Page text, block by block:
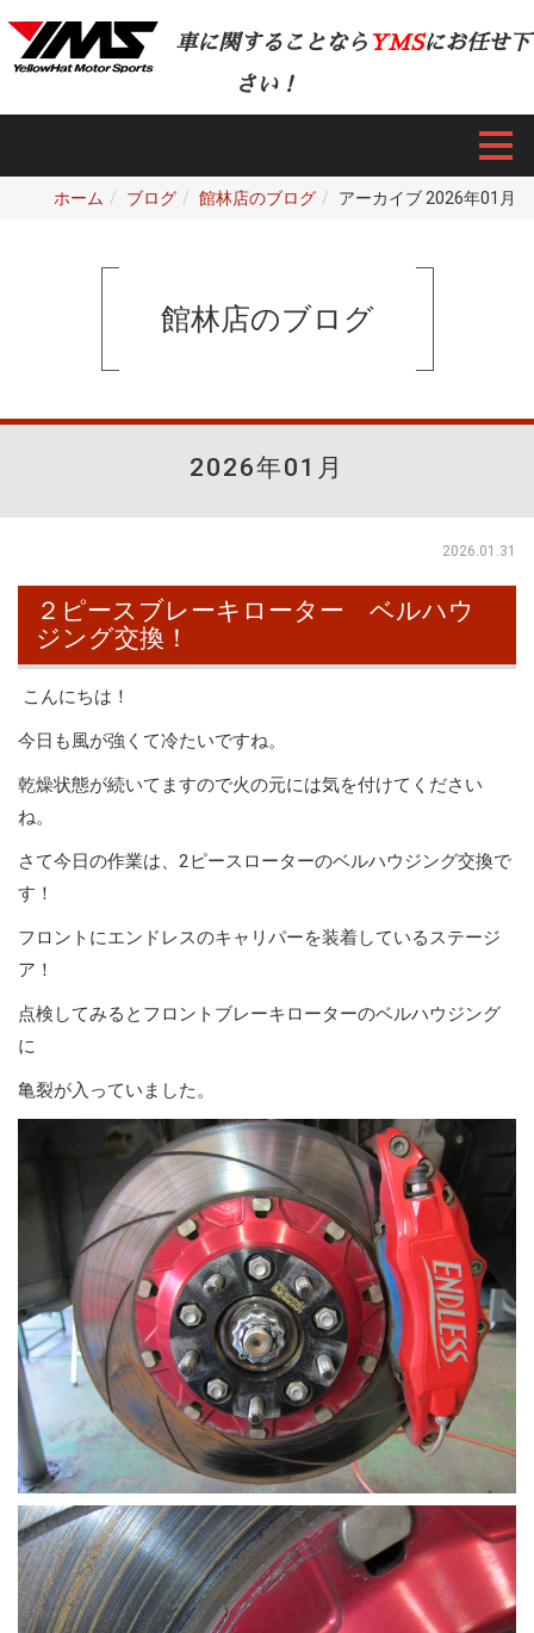
車に関することなら YMSにお任せ下
さい！
ホーム ブログ 館林店のブログ アーカイブ 2026年01月
館林店のブログ
2026年01月
2026.01.31
２ピースブレーキローター ベルハウ
ジング交換！
こんにちは！
今日も風が強くて冷たいですね。
乾燥状態が続いてますので火の元には気を付けてください
ね。
さて今日の作業は、2ピースローターのベルハウジング交換で
す！
フロントにエンドレスのキャリパーを装着しているステージ
ア！
点検してみるとフロントブレーキローターのベルハウジング
に
亀裂が入っていました。